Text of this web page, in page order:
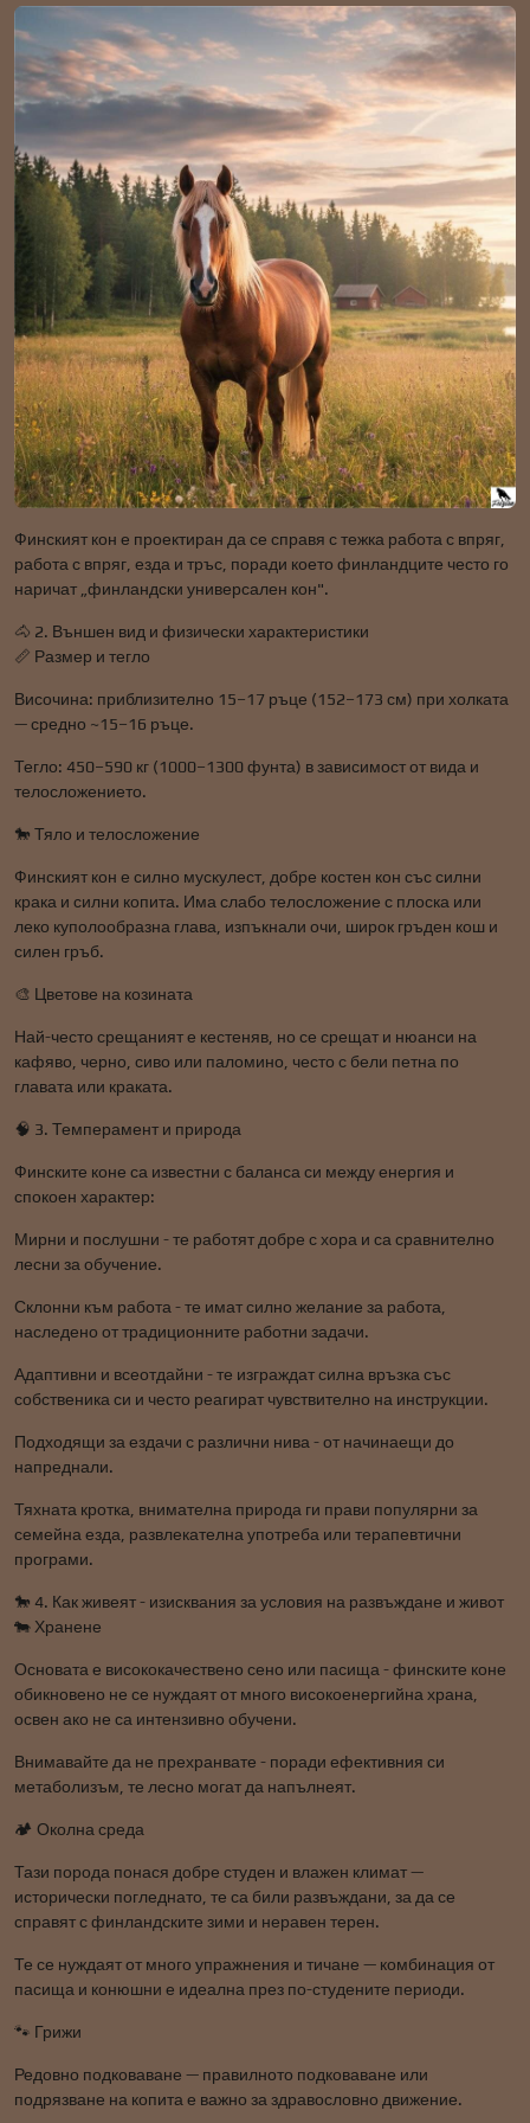
Финският кон е проектиран да се справя с тежка работа с впряг,
работа с впряг, езда и тръс, поради което финландците често го
наричат ​​„финландски универсален кон".
🐴 2. Външен вид и физически характеристики
📏 Размер и тегло
Височина: приблизително 15–17 ръце (152–173 см) при холката
— средно ~15–16 ръце.
Тегло: 450–590 кг (1000–1300 фунта) в зависимост от вида и
телосложението.
🐎 Тяло и телосложение
Финският кон е силно мускулест, добре костен кон със силни
крака и силни копита. Има слабо телосложение с плоска или
леко куполообразна глава, изпъкнали очи, широк гръден кош и
силен гръб.
🎨 Цветове на козината
Най-често срещаният е кестеняв, но се срещат и нюанси на
кафяво, черно, сиво или паломино, често с бели петна по
главата или краката.
🧠 3. Темперамент и природа
Финските коне са известни с баланса си между енергия и
спокоен характер:
Мирни и послушни - те работят добре с хора и са сравнително
лесни за обучение.
Склонни към работа - те имат силно желание за работа,
наследено от традиционните работни задачи.
Адаптивни и всеотдайни - те изграждат силна връзка със
собственика си и често реагират чувствително на инструкции.
Подходящи за ездачи с различни нива - от начинаещи до
напреднали.
Тяхната кротка, внимателна природа ги прави популярни за
семейна езда, развлекателна употреба или терапевтични
програми.
🐎 4. Как живеят - изисквания за условия на развъждане и живот
🐄 Хранене
Основата е висококачествено сено или пасища - финските коне
обикновено не се нуждаят от много високоенергийна храна,
освен ако не са интензивно обучени.
Внимавайте да не прехранвате - поради ефективния си
метаболизъм, те лесно могат да напълнеят.
🏕️ Околна среда
Тази порода понася добре студен и влажен климат —
исторически погледнато, те са били развъждани, за да се
справят с финландските зими и неравен терен.
Те се нуждаят от много упражнения и тичане — комбинация от
пасища и конюшни е идеална през по-студените периоди.
🐾 Грижи
Редовно подковаване — правилното подковаване или
подрязване на копита е важно за здравословно движение.